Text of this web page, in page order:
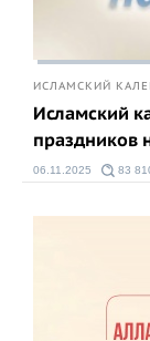
ИСЛАМСКИЙ
Исламский
праздников
06.11.2025 83